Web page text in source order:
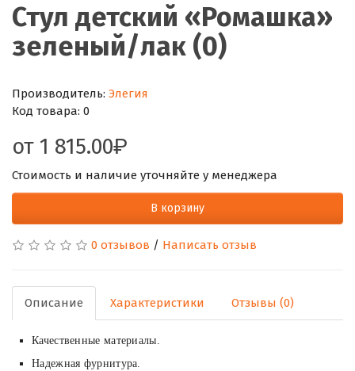
Стул детский «Ромашка»
зеленый/лак (0)
Производитель: Элегия
Код товара: 0
от 1 815.00
Стоимость и наличие уточняйте у менеджера
В корзину
0 отзывов / Написать отзыв
Описание Характеристики Отзывы (0)
Качественные материалы.
Надежная фурнитура.